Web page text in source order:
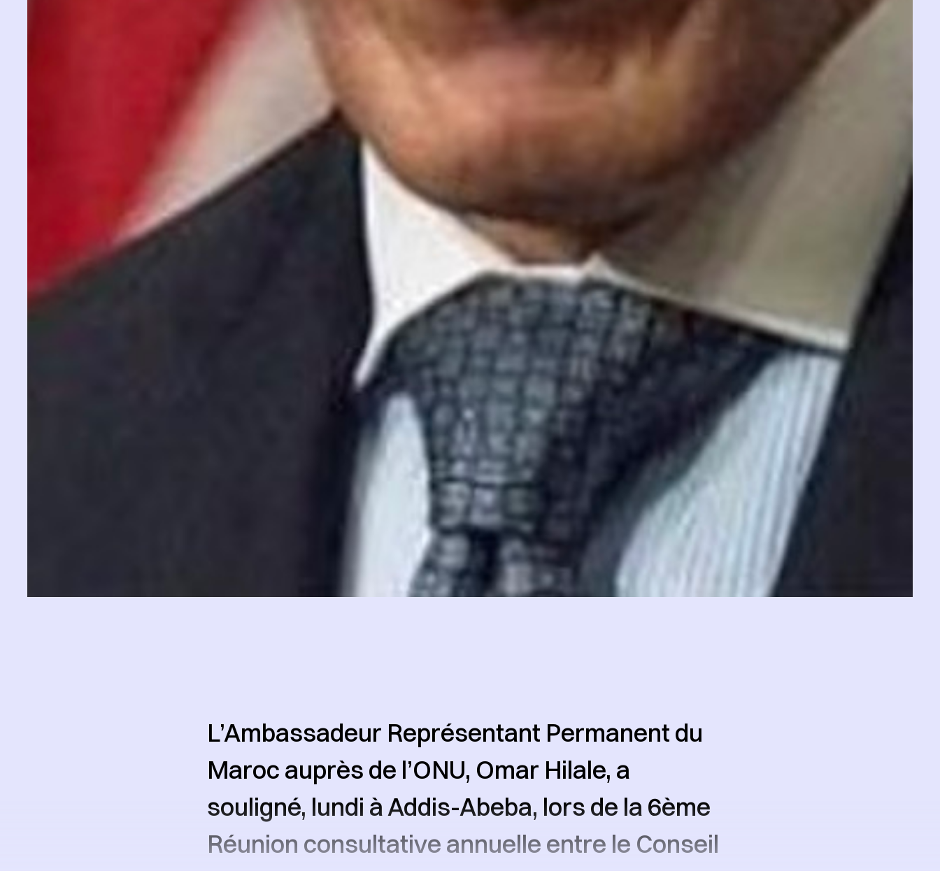
L’Ambassadeur Représentant Permanent du
Maroc auprès de l’ONU, Omar Hilale, a
souligné, lundi à Addis-Abeba, lors de la 6ème
Réunion consultative annuelle entre le Conseil